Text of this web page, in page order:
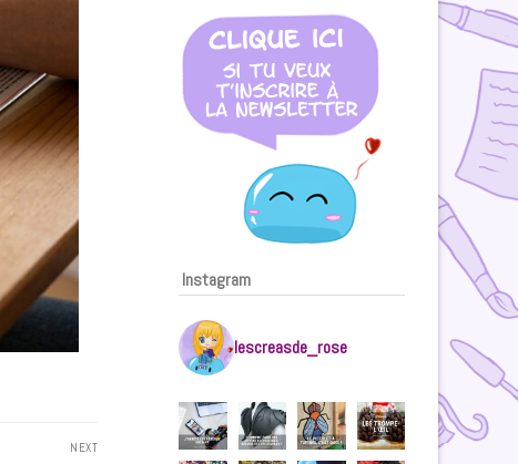
NEXT
Instagram
lescreasde_rose